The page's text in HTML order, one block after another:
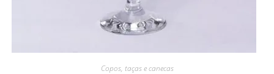
Copos, taças e canecas